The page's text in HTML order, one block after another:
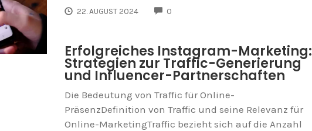
22. AUGUST 2024 0COMMENTS
Erfolgreiches Instagram-Marketing:
Strategien zur Traffic-Generierung
und Influencer-Partnerschaften
Die Bedeutung von Traffic für Online-
PräsenzDefinition von Traffic und seine Relevanz für
Online-MarketingTraffic bezieht sich auf die Anzahl